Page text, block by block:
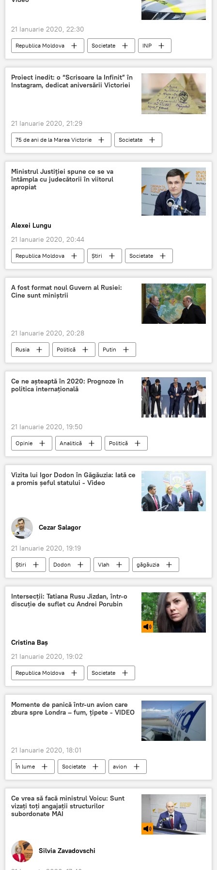
21 Ianuarie 2020, 22:30
Republica Moldova Societate
INP
șoferi
pietoni
Proiect inedit: o “Scrisoare la Infinit” în
Instagram, dedicat aniversării Victoriei
21 Ianuarie 2020, 21:29
75 de ani de la Marea Victorie
Societate
Rusia
În lume
proiect
Victorie
scrisoare
Ministrul Justiției spune ce se va
întâmpla cu judecătorii în viitorul
apropiat
Alexei Lungu
21 Ianuarie 2020, 20:44
Republica Moldova Știri
Societate
Fadei Nagacevschi
Ministerul Justitie
reforme
judecători Politică
A fost format noul Guvern al Rusiei:
Cine sunt miniștrii
21 Ianuarie 2020, 20:28
Rusia Politică
Putin
Un nou guvern
Rusia
Ce ne așteaptă în 2020: Prognoze în
politica internațională
21 Ianuarie 2020, 19:50
Opinie Analitică
Politică
Rusia
2020 prognoze
Vizita lui Igor Dodon în Găgăuzia: Iată ce
a promis șeful statului - Video
Cezar Salagor
21 Ianuarie 2020, 19:19
Știri Dodon Vlah
găgăuzia
video
Intersecții: Tatiana Rusu Jizdan, într-o
discuție de suflet cu Andrei Porubin
Cristina Baș
21 Ianuarie 2020, 19:02
Republica Moldova
Societate
Podcasturi
Podcasturi
caritate
Germania
Momente de panică într-un avion care
zbura spre Londra – fum, ţipete - VIDEO
21 Ianuarie 2020, 18:01
În lume Societate
avion
panică
fum
Londra
București
Ce vrea să facă ministrul Voicu: Sunt
vizați toți angajații structurilor
subordonate MAI
Silvia Zavadovschi